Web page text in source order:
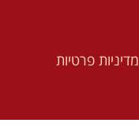
מדיניות פרטיות